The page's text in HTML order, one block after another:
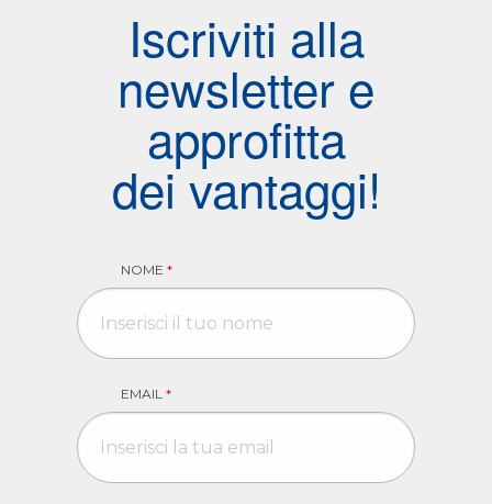
Iscriviti alla
newsletter e
approfitta
dei vantaggi!
NOME *
EMAIL *